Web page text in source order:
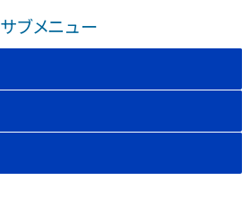
サブメニュー